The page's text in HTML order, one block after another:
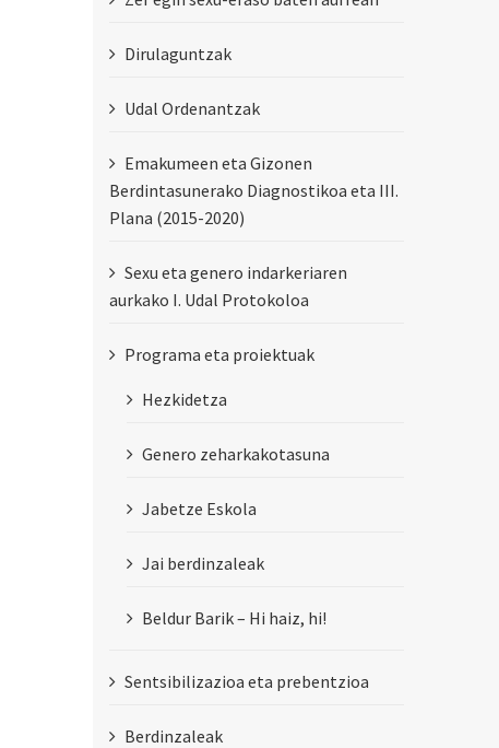
Dirulaguntzak
Udal Ordenantzak
Emakumeen eta Gizonen
Berdintasunerako Diagnostikoa eta III.
Plana (2015-2020)
Sexu eta genero indarkeriaren
aurkako I. Udal Protokoloa
Programa eta proiektuak
Hezkidetza
Genero zeharkakotasuna
Jabetze Eskola
Jai berdinzaleak
Beldur Barik – Hi haiz, hi!
Sentsibilizazioa eta prebentzioa
Berdinzaleak